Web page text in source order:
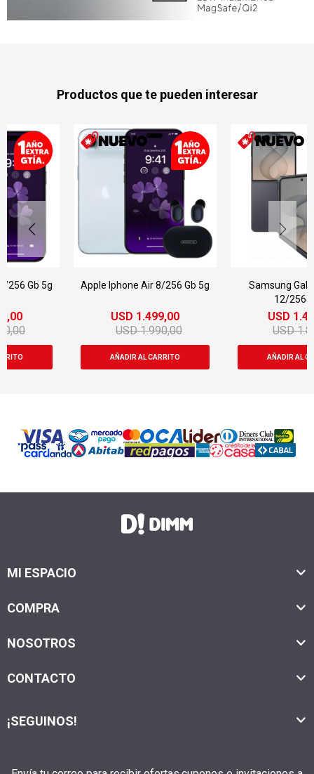
Productos que te pueden interesar
Apple Iphone Air 8/256 Gb 5g
1.499,00
Samsung Galaxy Z Flip 8
1.499,00
MI ESPACIO
COMPRA
NOSOTROS
CONTACTO
¡SEGUINOS!